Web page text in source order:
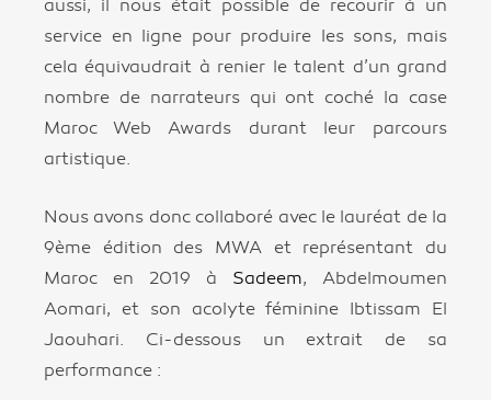
aussi, il nous était possible de recourir à un
service en ligne pour produire les sons, mais
cela équivaudrait à renier le talent d’un grand
nombre de narrateurs qui ont coché la case
Maroc Web Awards durant leur parcours
artistique.
Nous avons donc collaboré avec le lauréat de la
9ème édition des MWA et représentant du
Maroc en 2019 à Sadeem, Abdelmoumen
Aomari, et son acolyte féminine Ibtissam El
Jaouhari. Ci-dessous un extrait de sa
performance :